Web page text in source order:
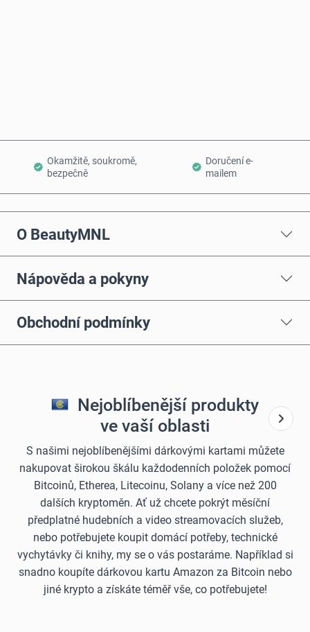
Okamžitě, soukromě,
bezpečně
Doručení e-
mailem
O BeautyMNL
Nápověda a pokyny
Obchodní podmínky
Nejoblíbenější produkty
ve vaší oblasti
S našimi nejoblíbenějšími dárkovými kartami můžete
nakupovat širokou škálu každodenních položek pomocí
Bitcoinů, Etherea, Litecoinu, Solany a více než 200
dalších kryptoměn. Ať už chcete pokrýt měsíční
předplatné hudebních a video streamovacích služeb,
nebo potřebujete koupit domácí potřeby, technické
vychytávky či knihy, my se o vás postaráme. Například si
snadno koupíte dárkovou kartu Amazon za Bitcoin nebo
jiné krypto a získáte téměř vše, co potřebujete!